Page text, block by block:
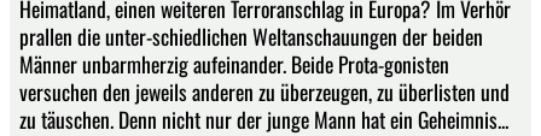
Heimatland, einen weiteren Terroranschlag in Europa? Im Verhör
prallen die unter-schiedlichen Weltanschauungen der beiden
Männer unbarmherzig aufeinander. Beide Prota-gonisten
versuchen den jeweils anderen zu überzeugen, zu überlisten und
zu täuschen. Denn nicht nur der junge Mann hat ein Geheimnis...